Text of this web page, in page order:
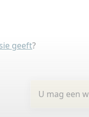
geeft?
U mag een